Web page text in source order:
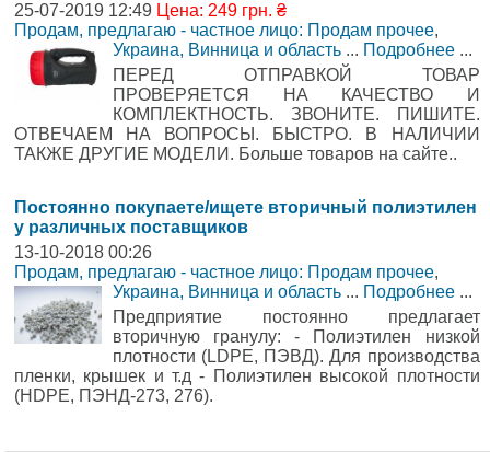
25-07-2019 12:49 Цена: 249 грн. ₴
Продам, предлагаю - частное лицо: Продам прочее,
Украина, Винница и область ... Подробнее ...
ПЕРЕД ОТПРАВКОЙ ТОВАР
ПРОВЕРЯЕТСЯ НА КАЧЕСТВО И
КОМПЛЕКТНОСТЬ. ЗВОНИТЕ. ПИШИТЕ.
ОТВЕЧАЕМ НА ВОПРОСЫ. БЫСТРО. В НАЛИЧИИ
ТАКЖЕ ДРУГИЕ МОДЕЛИ. Больше товаров на сайте..
Постоянно покупаете/ищете вторичный полиэтилен
у различных поставщиков
13-10-2018 00:26
Продам, предлагаю - частное лицо: Продам прочее,
Украина, Винница и область ... Подробнее ...
Предприятие постоянно предлагает
вторичную гранулу: - Полиэтилен низкой
плотности (LDPE, ПЭВД). Для производства
пленки, крышек и т.д - Полиэтилен высокой плотности
(НDPE, ПЭНД-273, 276).